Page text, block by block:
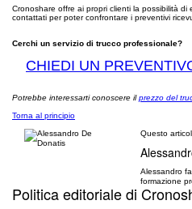
Cronoshare offre ai propri clienti la possibilità
contattati per poter confrontare i preventivi
Cerchi un servizio di trucco professionale?
CHIEDI UN
Potrebbe interessarti conoscere ilprezzo del
Torna al principio
Questo
Alessandro
formazione
Politica editoriale di